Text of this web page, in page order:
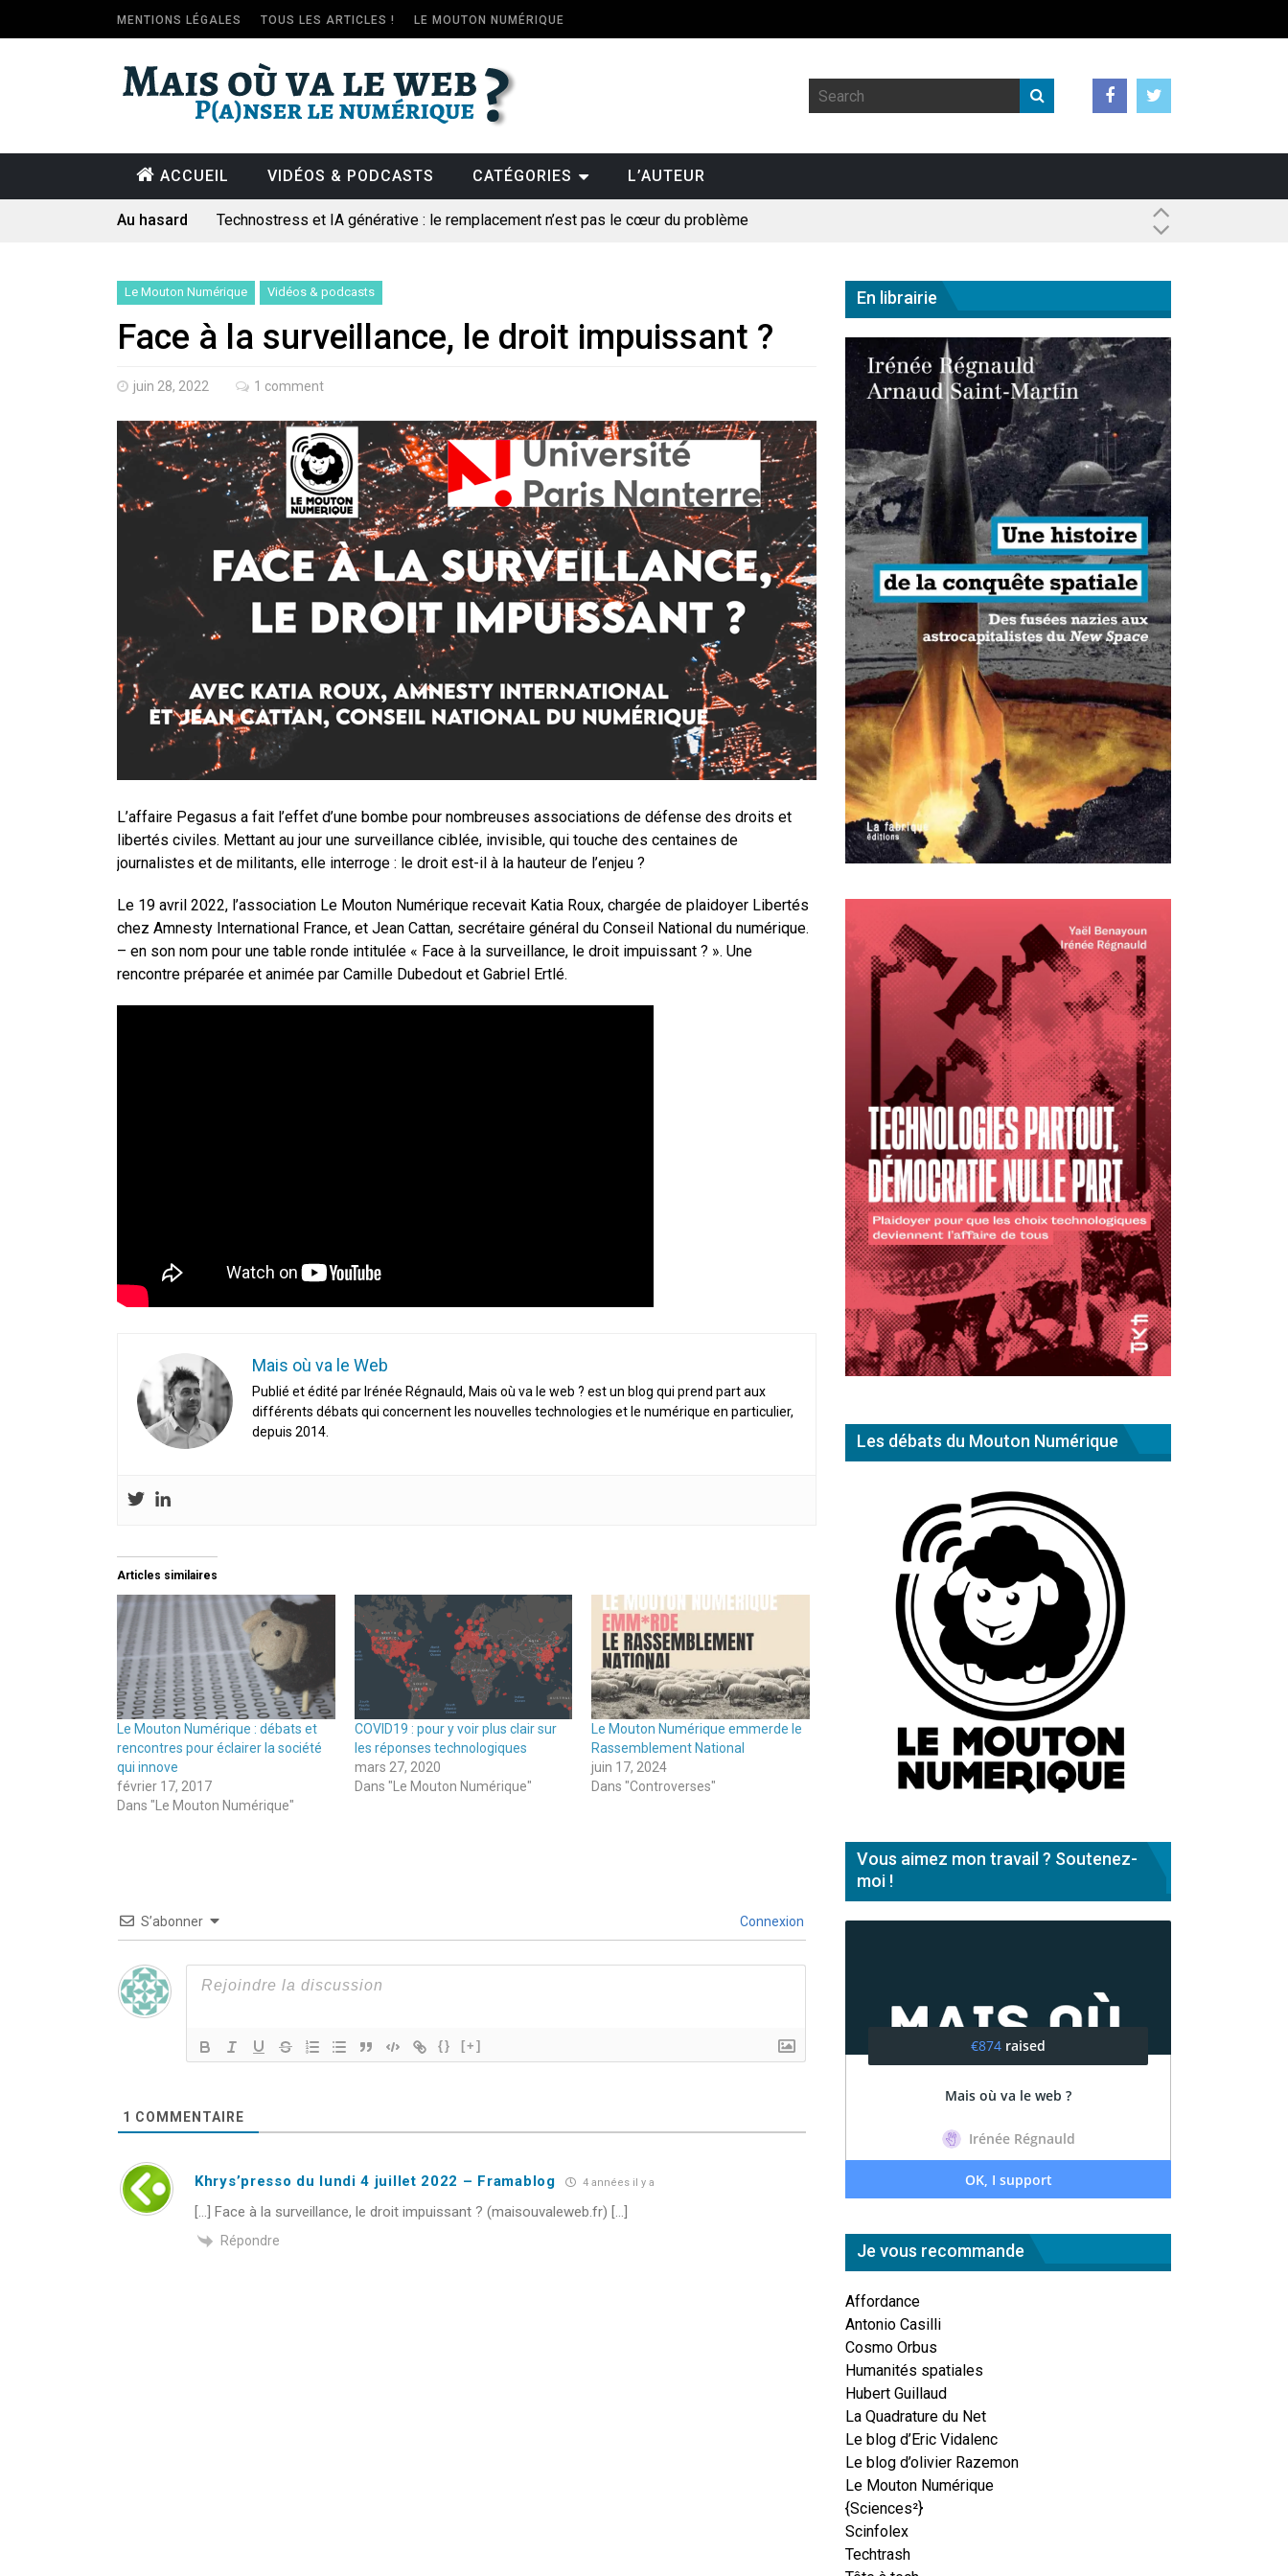
MENTIONS LÉGALES TOUS LES ARTICLES ! LE MOUTON NUMÉRIQUE
ACCUEIL VIDÉOS & PODCASTS CATÉGORIES L’AUTEUR
Au hasard
Technostress et IA générative : le remplacement n’est pas le cœur du problème
Le consultant : une lecture sociologique
Quand Mistral veut moraliser le pillage
Commentaire sur la polémique des perroquets
En Seine-et-Marne, le projet de Campus IA doit sortir des champs : « On impose et copie le gigantisme états-
unien »
Addendum sur les machines à laver, et l’intelligence artificielle
La vaste blague du macronisme crypto-spatial
Le Mouton Numérique Vidéos & podcasts
Face à la surveillance, le droit impuissant ?
juin 28, 2022 1 comment
L’affaire Pegasus a fait l’effet d’une bombe pour nombreuses associations de défense des droits et
libertés civiles. Mettant au jour une surveillance ciblée, invisible, qui touche des centaines de
journalistes et de militants, elle interroge : le droit est-il à la hauteur de l’enjeu ?
Le 19 avril 2022, l’association Le Mouton Numérique recevait Katia Roux, chargée de plaidoyer Libertés
chez Amnesty International France, et Jean Cattan, secrétaire général du Conseil National du numérique.
– en son nom pour une table ronde intitulée « Face à la surveillance, le droit impuissant ? ». Une
rencontre préparée et animée par Camille Dubedout et Gabriel Ertlé.
Mais où va le Web
Publié et édité par Irénée Régnauld, Mais où va le web ? est un blog qui prend part aux
différents débats qui concernent les nouvelles technologies et le numérique en particulier,
depuis 2014.
Articles similaires
Le Mouton Numérique : débats et
rencontres pour éclairer la société
qui innove
février 17, 2017
Dans "Le Mouton Numérique"
COVID19 : pour y voir plus clair sur
les réponses technologiques
mars 27, 2020
Dans "Le Mouton Numérique"
Le Mouton Numérique emmerde le
Rassemblement National
juin 17, 2024
Dans "Controverses"
S’abonner Connexion
{} [+]
1 COMMENTAIRE
Khrys’presso du lundi 4 juillet 2022 – Framablog 4 années il y a
[…] Face à la surveillance, le droit impuissant ? (maisouvaleweb.fr) […]
Répondre
En librairie
Les débats du Mouton Numérique
Vous aimez mon travail ? Soutenez-
moi !
Je vous recommande
Affordance
Antonio Casilli
Cosmo Orbus
Humanités spatiales
Hubert Guillaud
La Quadrature du Net
Le blog d’Eric Vidalenc
Le blog d’olivier Razemon
Le Mouton Numérique
{Sciences²}
Scinfolex
Techtrash